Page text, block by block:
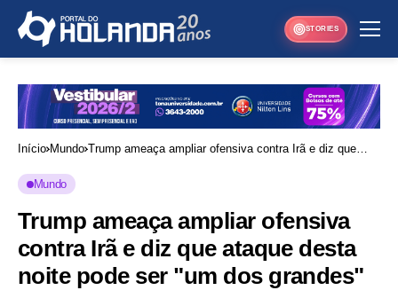
STORIES
Início Mundo Trump ameaça ampliar ofensiva contra Irã e diz que
Mundo
Trump ameaça ampliar ofensiva
contra Irã e diz que ataque desta
noite pode ser "um dos grandes"